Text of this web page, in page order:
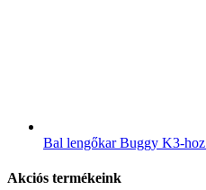
Bal lengőkar Buggy K3-hoz
Akciós termékeink